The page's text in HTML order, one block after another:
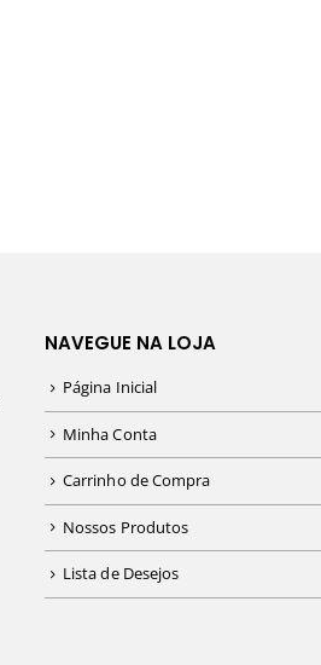
NAVEGUE NA LOJA
Página Inicial
Minha Conta
Carrinho de Compra
Nossos Produtos
Lista de Desejos